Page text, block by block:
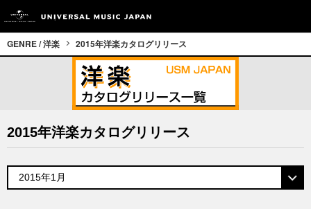
GENRE / 洋楽 2015年洋楽カタログリリース
2015年洋楽カタログリリース